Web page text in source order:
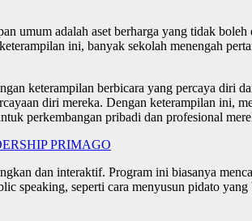
adalah aset berharga yang tidak
ini, banyak sekolah menengah
keterampilan berbicara yang percaya diri
diri mereka. Dengan keterampilan ini,
perkembangan pribadi dan profesional
PRIMAGO
dan interaktif. Program ini biasanya
speaking, seperti cara menyusun pidato